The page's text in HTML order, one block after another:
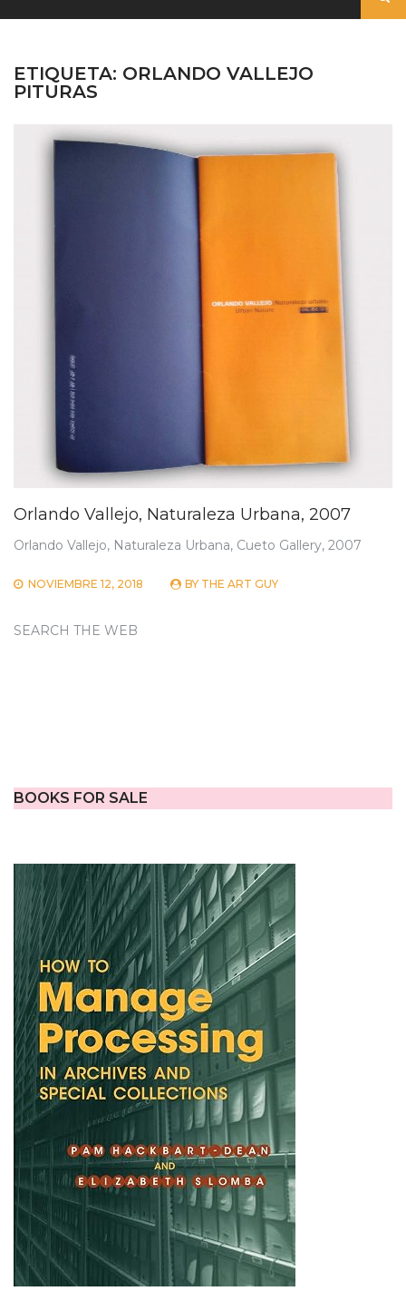
ETIQUETA: ORLANDO VALLEJO
PITURAS
Orlando Vallejo, Naturaleza Urbana, 2007
Orlando Vallejo, Naturaleza Urbana, Cueto Gallery, 2007
NOVIEMBRE 12, 2018 BY THE ART GUY
SEARCH THE WEB
BOOKS FOR SALE